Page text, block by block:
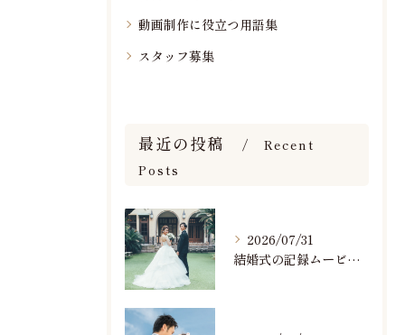
動画制作に役立つ用語集
スタッフ募集
最近の投稿
Recent
Posts
2026/07/31
結婚式の記録ムービーの映像撮影スタッフを募集中です